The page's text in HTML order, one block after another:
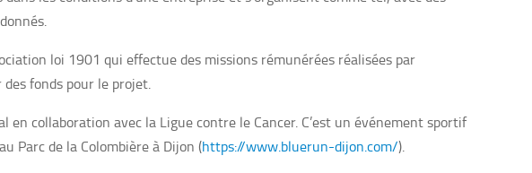
loi 1901 qui effectue des missions rémunérées réalisées par
fonds pour le projet.
collaboration avec la Ligue contre le Cancer. C’est un événement sportif
Parc de la Colombière à Dijon (https://www.bluerun-dijon.com/).